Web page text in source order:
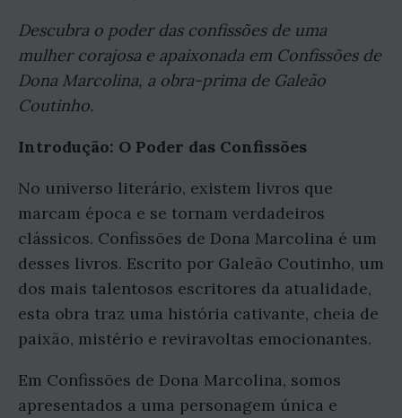
Descubra o poder das confissões de uma
mulher corajosa e apaixonada em Confissões de
Dona Marcolina, a obra-prima de Galeão
Coutinho.
Introdução: O Poder das Confissões
No universo literário, existem livros que
marcam época e se tornam verdadeiros
clássicos. Confissões de Dona Marcolina é um
desses livros. Escrito por Galeão Coutinho, um
dos mais talentosos escritores da atualidade,
esta obra traz uma história cativante, cheia de
paixão, mistério e reviravoltas emocionantes.
Em Confissões de Dona Marcolina, somos
apresentados a uma personagem única e